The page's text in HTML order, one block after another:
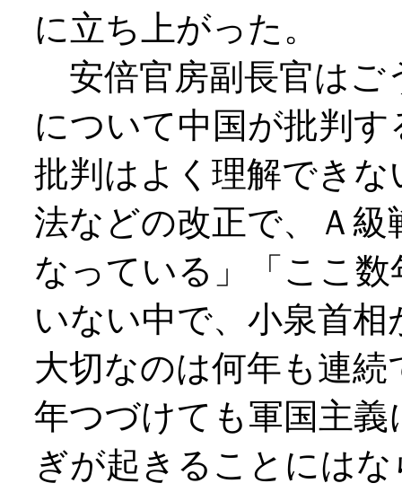
に立ち上がった。
安倍官房副長官はご
について中国が批判
批判はよく理解でき
法などの改正で、Ａ
なっている」「ここ
いない中で、小泉首
大切なのは何年も連
年つづけても軍国主
ぎが起きることには